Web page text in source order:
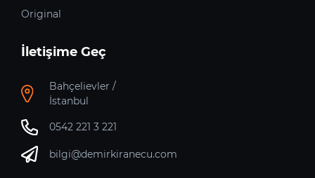
Original
İletişime Geç
Bahçelievler /
İstanbul
0542 221 3 221
bilgi@demirkiranecu.com